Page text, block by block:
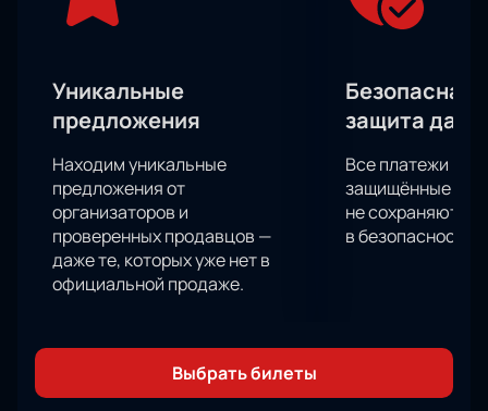
непревзойденными навыками. Хедлайнерами
которые продемонстрируют свою силу и
мастерство на ринге.
Не упустите возможность стать свидетелем этого
захватывающего спортивного события. Купите
билеты прямо сейчас!
Уникальные
предложения
Находим уникальные
предложения от
организаторов и
проверенных продавцов —
даже те, которых уже нет в
официальной продаже.
Безопасная
защита
Все платежи
защищённые
не сохраняются
в безопасности.
Выбрать билеты